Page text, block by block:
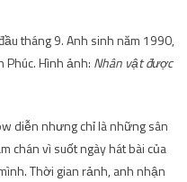
tháng 9. Anh sinh năm 1990,
Phúc. Hình ảnh: Nhân vật được
diễn nhưng chỉ là những sân
chán vì suốt ngày hát bài của
Thời gian rảnh, anh nhận